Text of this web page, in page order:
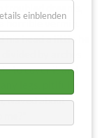
dreams,
horrible vermin.
head a little he
by arches
to cover it and
legs, pitifully
waved about
einblenden